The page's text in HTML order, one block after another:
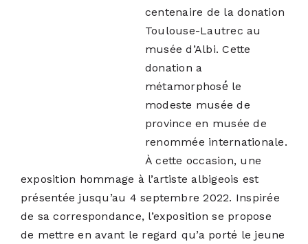
centenaire de la donation
Toulouse-Lautrec au
musée d’Albi. Cette
donation a
métamorphosé́ le
modeste musée de
province en musée de
renommée internationale.
À cette occasion, une
exposition hommage à l’artiste albigeois est
présentée jusqu’au 4 septembre 2022. Inspirée
de sa correspondance, l’exposition se propose
de mettre en avant le regard qu’a porté le jeune